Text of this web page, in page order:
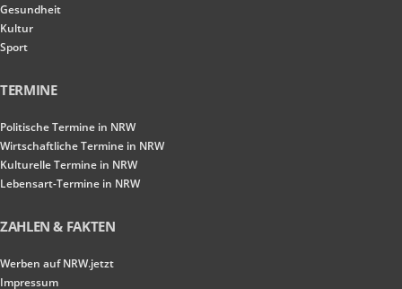
Gesundheit
Kultur
Sport
TERMINE
Politische Termine in NRW
Wirtschaftliche Termine in NRW
Kulturelle Termine in NRW
Lebensart-Termine in NRW
ZAHLEN & FAKTEN
Werben auf NRW.jetzt
Impressum